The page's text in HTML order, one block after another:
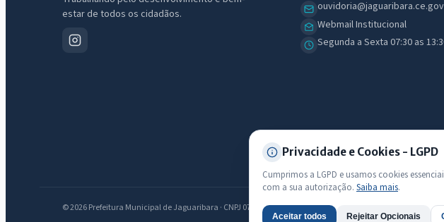
estar de todos os cidadãos.
Webmail Institucional
Segunda a Sexta 07:30 as
© 2026 Prefeitura Municipal de Jaguaribara · CNPJ 07.442.981/0001-76 — Todos os direitos reservados
Privacidade e Cookies - LGPD
Cumprimos a LGPD e usamos cookies
com a sua autorização. Saiba mais.
Aceitar todos Rejeitar Opcionais